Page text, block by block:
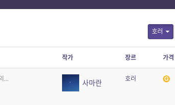
호러
작가 장르 가격
... 사마란 호러